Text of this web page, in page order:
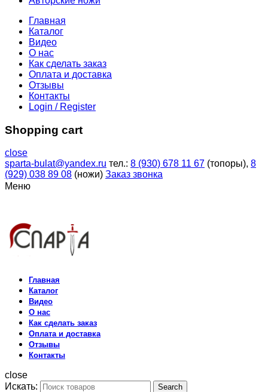
Главная
Каталог
Видео
О нас
Как сделать заказ
Оплата и доставка
Отзывы
Контакты
Login / Register
Shopping cart
close
sparta-bulat@yandex.ru тел.: 8 (930) 678 11 67 (топоры), 8
(929) 038 89 08 (ножи) Заказ звонка
Меню
Главная
Каталог
Видео
О нас
Как сделать заказ
Оплата и доставка
Отзывы
Контакты
close
Искать:
Search